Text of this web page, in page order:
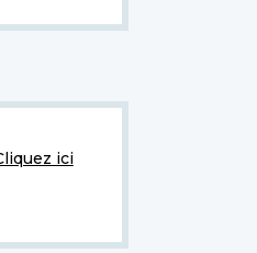
ici